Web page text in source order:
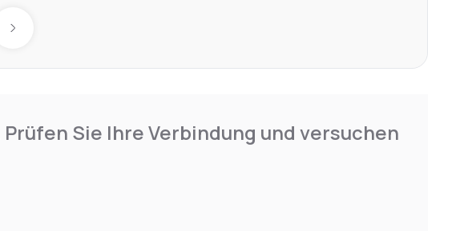
Next day
Sie Ihre Verbindung und versuchen